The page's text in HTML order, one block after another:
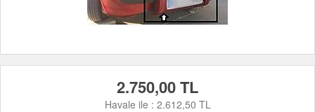
2.750,00 TL
Havale ile : 2.612,50 TL